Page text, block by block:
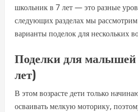
школьник в 7 лет — это разные
следующих разделах мы
варианты поделок для нескольких
Поделки для малышей
лет)
В этом возрасте дети только
осваивать мелкую моторику,